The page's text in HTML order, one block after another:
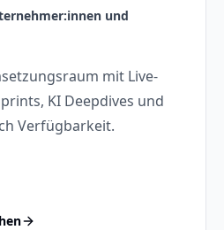
und
mit Live-
KI Deepdives und
Verfügbarkeit.